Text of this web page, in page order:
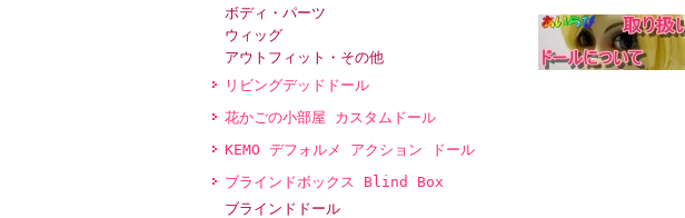
ボディ・パーツ
ウィッグ
アウトフィット・その他
リビングデッドドール
花かごの小部屋 カスタムドール
KEMO デフォルメ アクション ドール
ブラインドボックス Blind Box
ブラインドドール